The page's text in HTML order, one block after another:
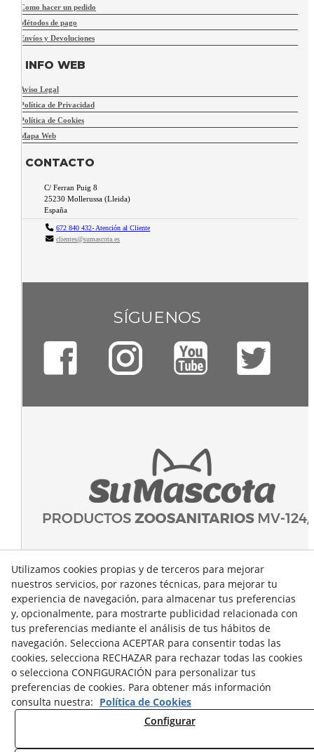
Como hacer un pedido
Métodos de pago
Envíos y Devoluciones
INFO WEB
Aviso Legal
Política de Privacidad
Política de Cookies
Mapa Web
CONTACTO
C/ Ferran Puig 8
25230 Mollerussa (Lleida)
España
672 840 432- Atención al Cliente
clientes@sumascota.es
SÍGUENOS
Utilizamos cookies propias y de terceros para mejorar
nuestros servicios, por razones técnicas, para mejorar tu
experiencia de navegación, para almacenar tus preferencias
y, opcionalmente, para mostrarte publicidad relacionada con
tus preferencias mediante el análisis de tus hábitos de
navegación. Selecciona ACEPTAR para consentir todas las
cookies, selecciona RECHAZAR para rechazar todas las cookies
o selecciona CONFIGURACIÓN para personalizar tus
preferencias de cookies. Para obtener más información
consulta nuestra: Política de Cookies
Configurar